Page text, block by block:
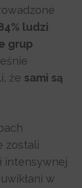
ludzi
grup
że sami są
zostali
intensywnej
w